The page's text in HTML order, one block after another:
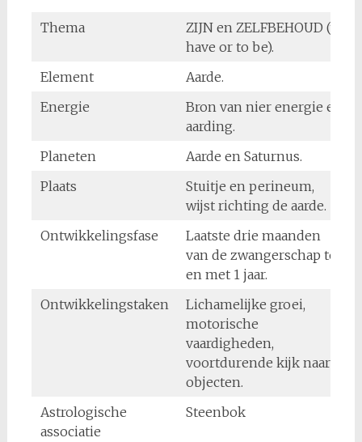
Thema
ZIJN en ZELFBEHOUD (to
have or to be).
Element
Aarde.
Energie
Bron van nier energie en
aarding.
Planeten
Aarde en Saturnus.
Plaats
Stuitje en perineum,
wijst richting de aarde.
Ontwikkelingsfase
Laatste drie maanden
van de zwangerschap tot
en met 1 jaar.
Ontwikkelingstaken
Lichamelijke groei,
motorische
vaardigheden,
voortdurende kijk naar
objecten.
Astrologische
associatie
Steenbok